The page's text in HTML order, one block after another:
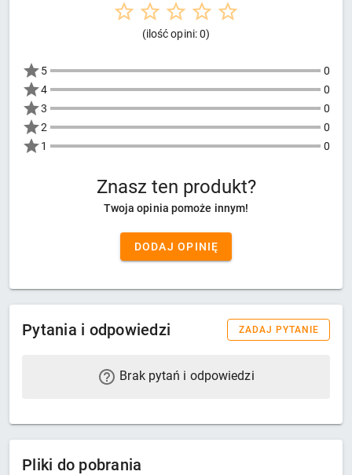
(ilość opini: 0)
5
0
4
0
3
0
2
0
1
0
Znasz ten produkt?
Twoja opinia pomoże innym!
DODAJ OPINIĘ
Pytania i odpowiedzi ZADAJ PYTANIE
Brak pytań i odpowiedzi
Pliki do pobrania